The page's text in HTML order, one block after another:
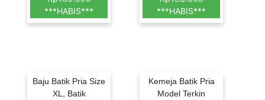
***HABIS***
***HABIS***
Baju Batik Pria Size
XL, Batik
Kemeja Batik Pria
Model Terkin